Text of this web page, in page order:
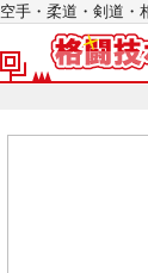
空手・柔道・剣道